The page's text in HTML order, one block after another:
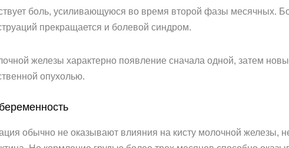
боль, усиливающуюся во время второй фазы месячных.
прекращается и болевой синдром.
железы характерно появление сначала одной, затем
опухолью.
обычно не оказывают влияния на кисту молочной железы,